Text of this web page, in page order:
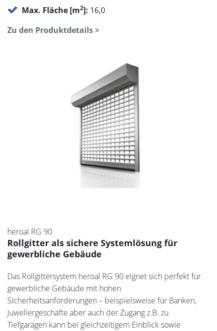
Max. Fläche [m2]: 16,0
Zu den Produktdetails >
heroal RG 90
Rollgitter als sichere Systemlösung für
gewerbliche Gebäude
Das Rollgittersystem heroal RG 90 eignet sich perfekt für
gewerbliche Gebäude mit hohen
Sicherheitsanforderungen – beispielsweise für Banken,
Juweliergeschäfte aber auch der Zugang z.B. zu
Tiefgaragen kann bei gleichzeitigem Einblick sowie